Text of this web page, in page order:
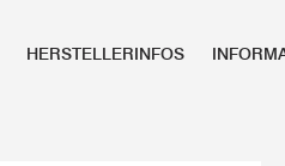
HERSTELLERINFOS